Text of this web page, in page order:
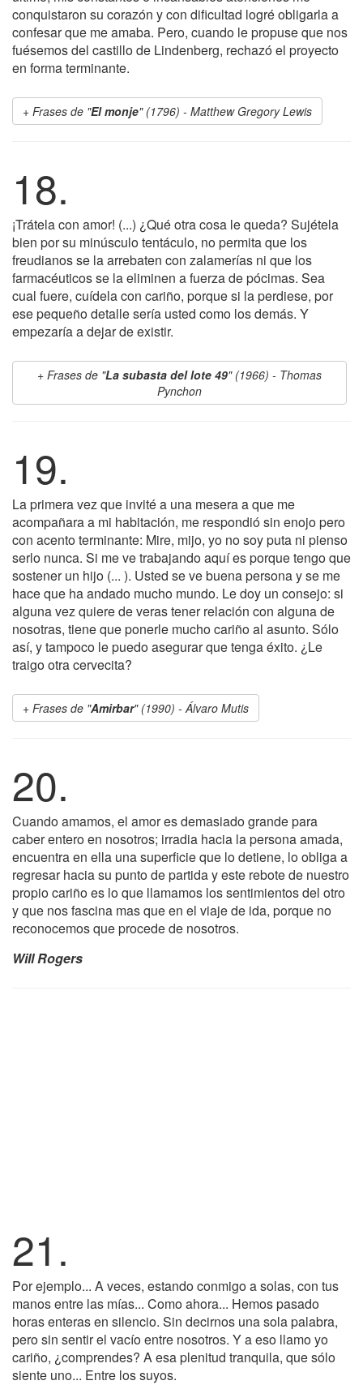
conquistaron su corazón y con dificultad logré obligarla a
confesar que me amaba. Pero, cuando le propuse que nos
fuésemos del castillo de Lindenberg, rechazó el proyecto
en forma terminante.
Frases de "El monje" (1796) - Matthew Gregory Lewis
18.
¡Trátela con amor! (...) ¿Qué otra cosa le queda? Sujétela
bien por su minúsculo tentáculo, no permita que los
freudianos se la arrebaten con zalamerías ni que los
farmacéuticos se la eliminen a fuerza de pócimas. Sea
cual fuere, cuídela con cariño, porque si la perdiese, por
ese pequeño detalle sería usted como los demás. Y
empezaría a dejar de existir.
Frases de "La subasta del lote 49" (1966) - Thomas
Pynchon
19.
La primera vez que invité a una mesera a que me
acompañara a mi habitación, me respondió sin enojo pero
con acento terminante: Mire, mijo, yo no soy puta ni pienso
serlo nunca. Si me ve trabajando aquí es porque tengo que
sostener un hijo (... ). Usted se ve buena persona y se me
hace que ha andado mucho mundo. Le doy un consejo: si
alguna vez quiere de veras tener relación con alguna de
nosotras, tiene que ponerle mucho cariño al asunto. Sólo
así, y tampoco le puedo asegurar que tenga éxito. ¿Le
traigo otra cervecita?
Frases de "Amirbar" (1990) - Álvaro Mutis
20.
Cuando amamos, el amor es demasiado grande para
caber entero en nosotros; irradia hacia la persona amada,
encuentra en ella una superficie que lo detiene, lo obliga a
regresar hacia su punto de partida y este rebote de nuestro
propio cariño es lo que llamamos los sentimientos del otro
y que nos fascina mas que en el viaje de ida, porque no
reconocemos que procede de nosotros.
Will Rogers
21.
Por ejemplo... A veces, estando conmigo a solas, con tus
manos entre las mías... Como ahora... Hemos pasado
horas enteras en silencio. Sin decirnos una sola palabra,
pero sin sentir el vacío entre nosotros. Y a eso llamo yo
cariño, ¿comprendes? A esa plenitud tranquila, que sólo
siente uno... Entre los suyos.